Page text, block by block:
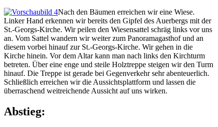
Nach den Bäumen erreichen wir eine Wiese.
Linker Hand erkennen wir bereits den Gipfel des Auerbergs mit der
St.-Georgs-Kirche. Wir peilen den Wiesensattel schräg links vor uns
an. Vom Sattel wandern wir weiter zum Panoramagasthof und an
diesem vorbei hinauf zur St.-Georgs-Kirche. Wir gehen in die
Kirche hinein. Vor dem Altar kann man nach links den Kirchturm
betreten. Über eine enge und steile Holztreppe steigen wir den Turm
hinauf. Die Treppe ist gerade bei Gegenverkehr sehr abenteuerlich.
Schließlich erreichen wir die Aussichtsplattform und lassen die
überraschend weitreichende Aussicht auf uns wirken.
Abstieg: